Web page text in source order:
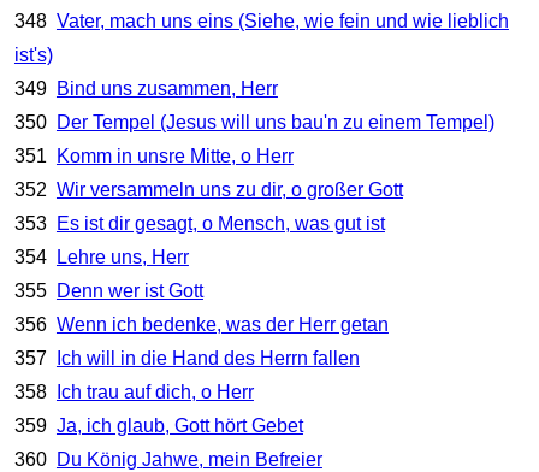
348 Vater, mach uns eins (Siehe, wie fein und wie lieblich
ist's)
349 Bind uns zusammen, Herr
350 Der Tempel (Jesus will uns bau'n zu einem Tempel)
351
Komm in unsre Mitte, o Herr
352 Wir versammeln uns zu dir, o großer Gott
353 Es ist dir gesagt, o Mensch, was gut ist
354
Lehre uns, Herr
355 Denn wer ist Gott
356 Wenn ich bedenke, was der Herr getan
357
Ich will in die Hand des Herrn fallen
358
Ich trau auf dich, o Herr
359 Ja, ich glaub, Gott hört Gebet
360 Du König Jahwe, mein Befreier